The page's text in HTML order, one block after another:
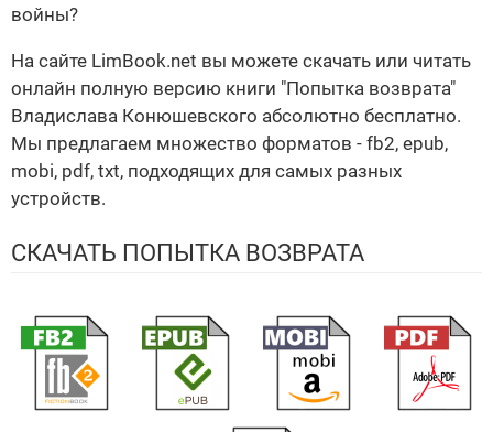
войны?
На сайте LimBook.net вы можете скачать или читать
онлайн полную версию книги "Попытка возврата"
Владислава Конюшевского абсолютно бесплатно.
Мы предлагаем множество форматов - fb2, epub,
mobi, pdf, txt, подходящих для самых разных
устройств.
СКАЧАТЬ ПОПЫТКА ВОЗВРАТА